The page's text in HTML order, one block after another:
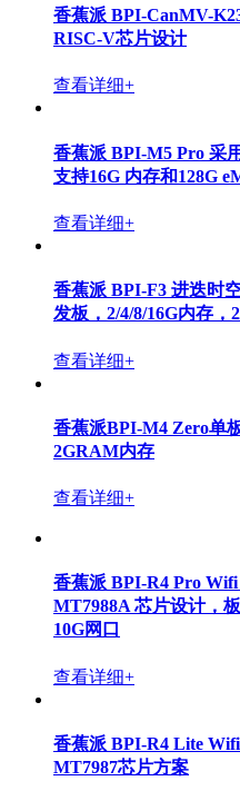
香蕉派
开源单板计算机
开源路由器
迷你电脑和工业网关
香蕉派 BPI-F4凌阳科技
RK3506J芯片设计
香蕉派 BPI-CanMV-
RISC-V芯片设计
查看详细+
香蕉派 BPI-M5 Pro 采
支持16G 内存和128G